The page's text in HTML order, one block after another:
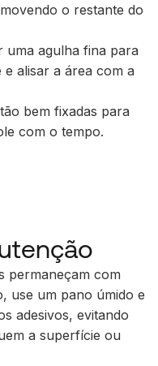
o restante do
uma agulha fina para
alisar a área com a
bem fixadas para
com o tempo.
permaneçam com
use um pano úmido e
adesivos, evitando
a superfície ou